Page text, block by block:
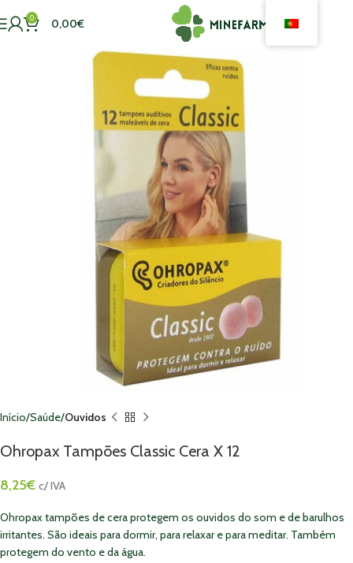
0 0,00€
Início Saúde Ouvidos
Ohropax Tampões Classic Cera X 12
8,25€ c/ IVA
Ohropax tampões de cera protegem os ouvidos do som e de barulhos
irritantes. São ideais para dormir, para relaxar e para meditar. Também
protegem do vento e da água.